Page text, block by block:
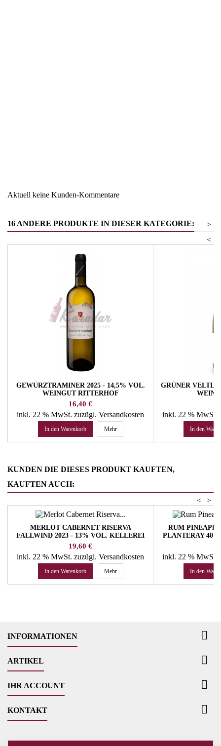
Aktuell keine Kunden-Kommentare
16 ANDERE PRODUKTE IN DIESER KATEGORIE:
>
<
GEWÜRZTRAMINER 2025 - 14,5% VOL.
WEINGUT RITTERHOF
Preis
16,40 €
inkl. 22 % MwSt. zuzügl. Versandkosten
In den Warenkorb Mehr
GRÜNER
inkl. 22 % MwSt.
In den
KUNDEN DIE DIESES PRODUKT KAUFTEN,
KAUFTEN AUCH:
>
<
MERLOT CABERNET RISERVA
FALLWIND 2023 - 13% VOL. KELLEREI
ST. MICHAEL/EPPAN
Preis
19,60 €
inkl. 22 % MwSt. zuzügl. Versandkosten
In den Warenkorb Mehr
RUM
PLANTERAY
inkl. 22 % MwSt.
In den
INFORMATIONEN 
ARTIKEL 
IHR ACCOUNT 
KONTAKT 